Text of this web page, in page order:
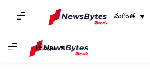
మరింత
Telugu